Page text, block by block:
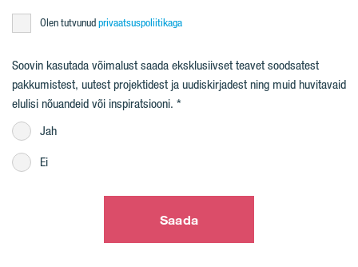
Olen tutvunudprivaatsuspoliitikaga
Soovin kasutada võimalust saada eksklusiivset teavet soodsatest
pakkumistest, uutest projektidest ja uudiskirjadest ning muid huvitavaid
elulisi nõuandeid või inspiratsiooni.
Jah
Ei
Saada